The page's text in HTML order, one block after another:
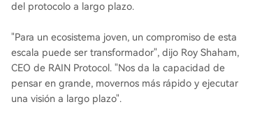
del protocolo a largo plazo.
"Para un ecosistema joven, un compromiso de esta
escala puede ser transformador", dijo Roy Shaham,
CEO de RAIN Protocol. "Nos da la capacidad de
pensar en grande, movernos más rápido y ejecutar
una visión a largo plazo".